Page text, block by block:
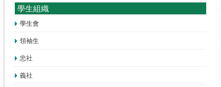
學生組織
學生會
領袖生
忠社
義社